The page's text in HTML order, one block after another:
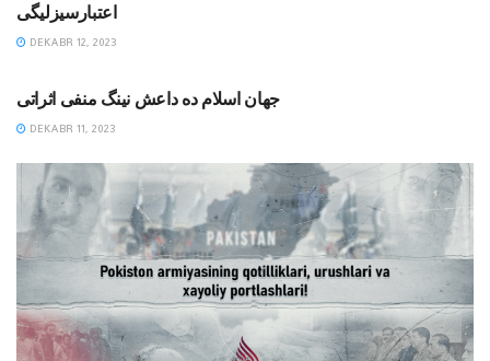
اعتبارسیزلیگی
DEKABR 12, 2023
جهان اسلام ده داعش نینگ منفی اثراتی
DEKABR 11, 2023